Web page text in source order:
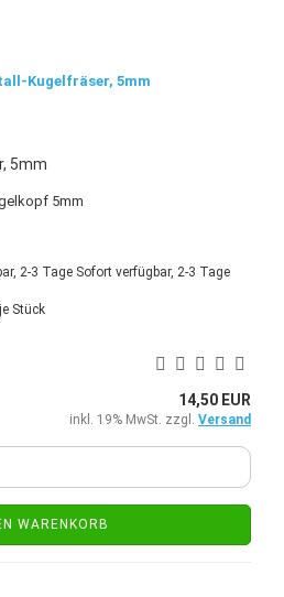
5mm
5mm
Sofort verfügbar, 2-3 Tage
Stück
14,50 EUR
inkl. 19% MwSt. zzgl. Versand
WARENKORB